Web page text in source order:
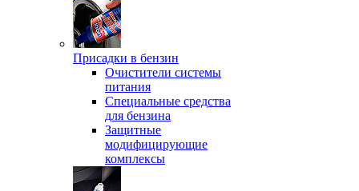
Присадки в бензин
Очистители системы
питания
Специальные срeдства
для бензина
Защитные
модифицирующие
комплексы